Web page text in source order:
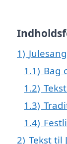
1)
1.1) Bag
1.2)
1.3)
1.4)
2) Tekst til